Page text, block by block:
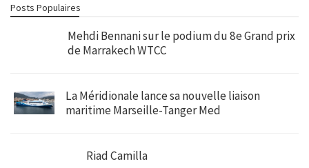
Posts Populaires
Mehdi Bennani sur le podium du 8e Grand prix
de Marrakech WTCC
La Méridionale lance sa nouvelle liaison
maritime Marseille-Tanger Med
Riad Camilla